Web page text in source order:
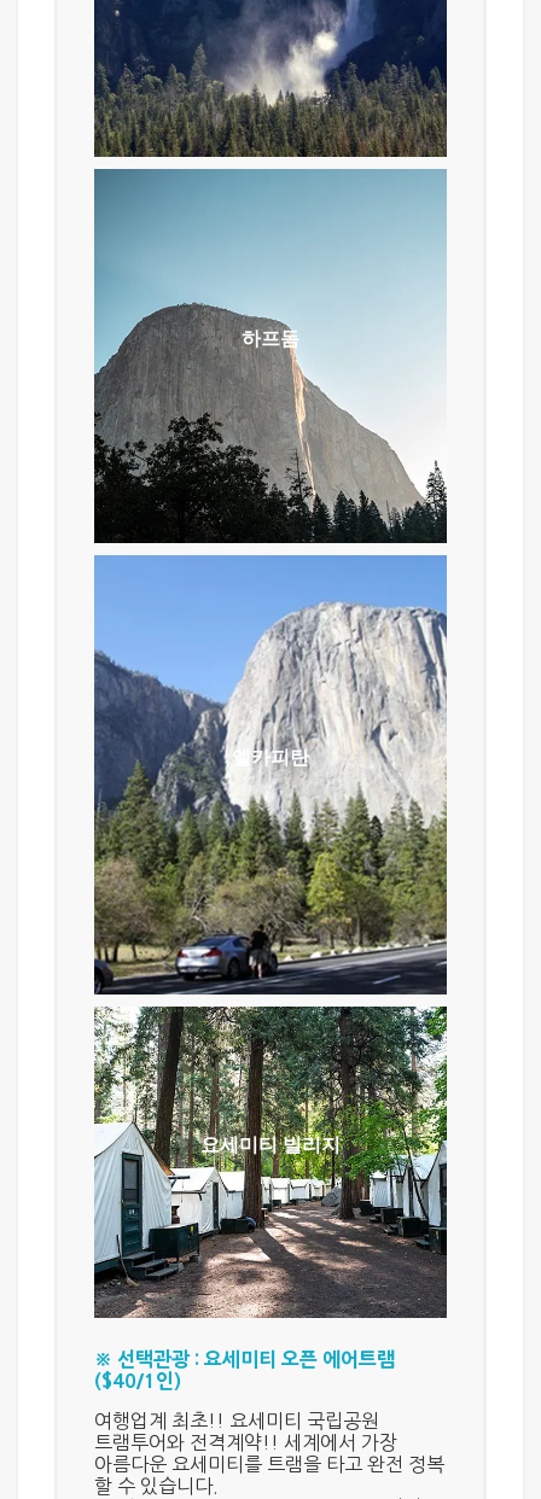
신부의 면사포처럼 보입니다. 폭포
근처에서 사진을 찍으시려면 봄철에는
우산이나 비옷을 지참하시면
좋습니다.
하프돔
케이블 루트는 여행자가 결코 잊을 수
없는 코스이다. 그러나이 루트는 강한
정신과 육체가 수반되야 한다. 이
하이킹 코스의 길이는 약 14 ~ 16마일
(22.4킬로미터 ~ 25.6킬로미터)이며,
높이가 4,800 피트 (1,440미터)에
이른다.
엘카피탄
암벽타기 산악인들에게는 유명한
장소로 3,000ft 높이로 세계에서 가장
큰 화강암 바위이다. 엘 캐피턴에서는
암벽타기의 시기인 여름이면 전세계의
암벽등반 전문 산악인들이 암벽을
타기 위한 준비를 하는 모습을 볼 수
있습니다. 도전하는 것을 좋아하는
산악인에게는 어렵고 위험한 이 엘
캐피턴이 최고의 장소라고 할 수
있습니다.
요세미티 빌리지
요세미티 빌리지
요세미티 국립공원을 방문할 때 가장
신경 쓰이는 것 중 하나가 숙박지를
정하는 일입니다. 다행히도 요세미티
국립공원 안에는 호텔, 랏지, 캐빈,
캠핑장 등 다양한 숙박옵션이
있습니다.
※ 선택관광 : 요세미티 오픈 에어트램
($40/1인)
여행업계 최초!!
요세미티 국립공원
트램투어와 전격계약!! 세계에서 가장
아름다운 요세미티를 트램을 타고 완전 정복
할 수 있습니다.